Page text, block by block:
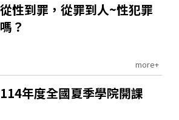
從性到罪，從罪到人~性犯罪
？
more+
114年度全國夏季學院開課